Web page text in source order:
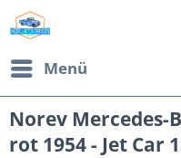
Menü
Norev Mercedes-
rot 1954 - Jet Car